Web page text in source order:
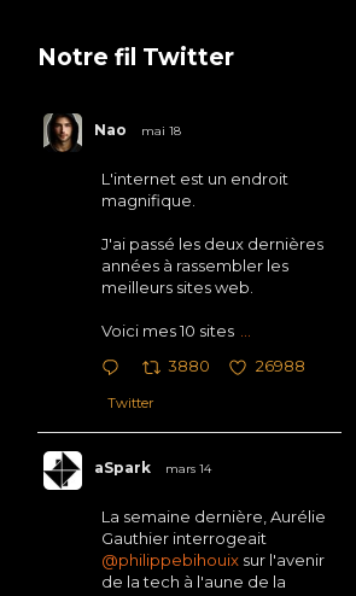
Notre fil Twitter
Nao mai 18
L'internet est un endroit
magnifique.
J'ai passé les deux dernières
années à rassembler les
meilleurs sites web.
Voici mes 10 sites
3880 26988
Twitter
aSpark mars 14
La semaine dernière, Aurélie
Gauthier interrogeait
@philippebihouixsur l'avenir
de la tech à l'aune de la